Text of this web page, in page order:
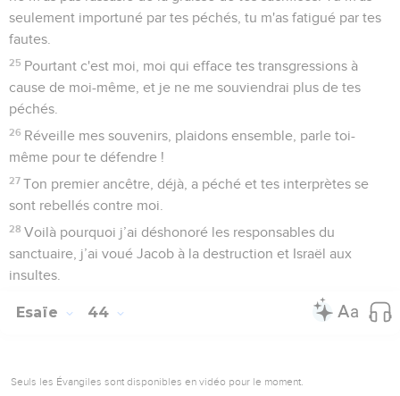
seulement importuné par tes péchés, tu m'as fatigué par tes
fautes.
25 Pourtant c'est moi, moi qui efface tes transgressions à
cause de moi-même, et je ne me souviendrai plus de tes
péchés.
26 Réveille mes souvenirs, plaidons ensemble, parle toi-
même pour te défendre !
27 Ton premier ancêtre, déjà, a péché et tes interprètes se
sont rebellés contre moi.
28 Voilà pourquoi j’ai déshonoré les responsables du
sanctuaire, j’ai voué Jacob à la destruction et Israël aux
insultes.
Esaïe 44
Seuls les Évangiles sont disponibles en vidéo pour le moment.